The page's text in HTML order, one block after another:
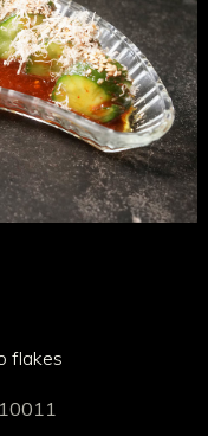
flakes